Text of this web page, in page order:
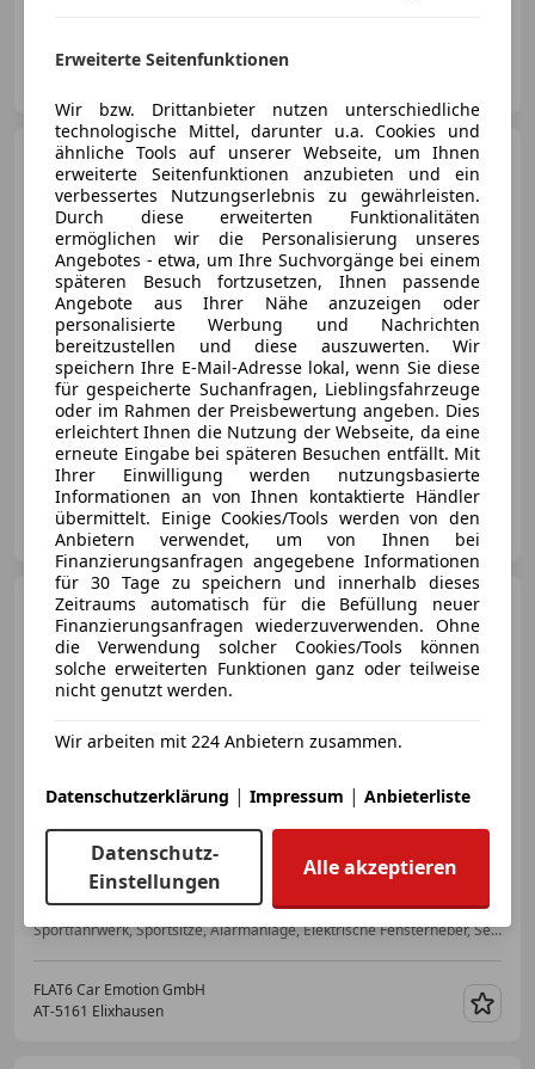
Porsche Linz-Leonding
Porsche 911
Carrera 4 GTS
Coupe II (991)
€ 128 800
06/2017 89 531 km Benzin 331 kW (450 PS)
Porsche Zentrum Salzburg
AT-5020 Salzburg
Porsche 997911 997.1 GT3
CS Ö-Auto mit erw. Käfig
€ 144 900
03/2007 70 633 km
Sportfahrwerk, Sportsitze, Alarmanlage, Elektrische Fensterheber, Seitenairbag, Bordcomputer, Servolenkung, CD
FLAT6 Car Emotion GmbH
AT-5161 Elixhausen
Erweiterte Seitenfunktionen
Wir bzw. Drittanbieter nutzen unterschiedliche
technologische Mittel, darunter u.a. Cookies und
ähnliche Tools auf unserer Webseite, um Ihnen
erweiterte Seitenfunktionen anzubieten und ein
verbessertes Nutzungserlebnis zu gewährleisten.
Durch diese erweiterten Funktionalitäten
ermöglichen wir die Personalisierung unseres
Angebotes - etwa, um Ihre Suchvorgänge bei einem
späteren Besuch fortzusetzen, Ihnen passende
Angebote aus Ihrer Nähe anzuzeigen oder
personalisierte Werbung und Nachrichten
bereitzustellen und diese auszuwerten. Wir
speichern Ihre E-Mail-Adresse lokal, wenn Sie diese
für gespeicherte Suchanfragen, Lieblingsfahrzeuge
oder im Rahmen der Preisbewertung angeben. Dies
erleichtert Ihnen die Nutzung der Webseite, da eine
erneute Eingabe bei späteren Besuchen entfällt. Mit
Ihrer Einwilligung werden nutzungsbasierte
Informationen an von Ihnen kontaktierte Händler
übermittelt. Einige Cookies/Tools werden von den
Anbietern verwendet, um von Ihnen bei
Finanzierungsanfragen angegebene Informationen
für 30 Tage zu speichern und innerhalb dieses
Zeitraums automatisch für die Befüllung neuer
Finanzierungsanfragen wiederzuverwenden. Ohne
die Verwendung solcher Cookies/Tools können
solche erweiterten Funktionen ganz oder teilweise
nicht genutzt werden.
Wir arbeiten mit 224 Anbietern zusammen.
Datenschutzerklärung | Impressum | Anbieterliste
Datenschutz-
Einstellungen
Alle akzeptieren